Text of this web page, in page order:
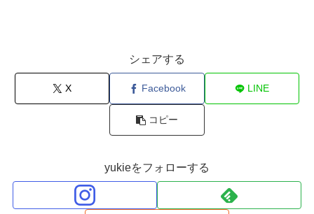
シェアする
X Facebook LINE
コピー
yukieをフォローする